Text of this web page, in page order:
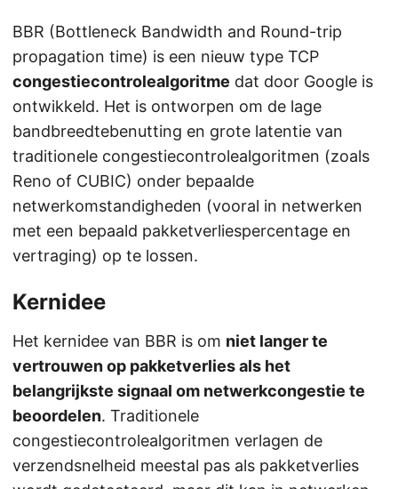
BBR (Bottleneck Bandwidth and Round-trip
propagation time) is een nieuw type TCP
congestiecontrolealgoritme dat door Google is
ontwikkeld. Het is ontworpen om de lage
bandbreedtebenutting en grote latentie van
traditionele congestiecontrolealgoritmen (zoals
Reno of CUBIC) onder bepaalde
netwerkomstandigheden (vooral in netwerken
met een bepaald pakketverliespercentage en
vertraging) op te lossen.
Kernidee
Het kernidee van BBR is om niet langer te
vertrouwen op pakketverlies als het
belangrijkste signaal om netwerkcongestie te
beoordelen. Traditionele
congestiecontrolealgoritmen verlagen de
verzendsnelheid meestal pas als pakketverlies